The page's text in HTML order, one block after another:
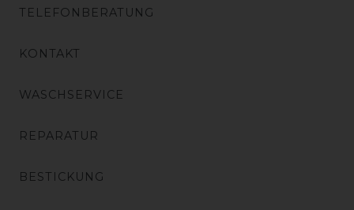
TELEFONBERATUNG
KONTAKT
WASCHSERVICE
REPARATUR
BESTICKUNG